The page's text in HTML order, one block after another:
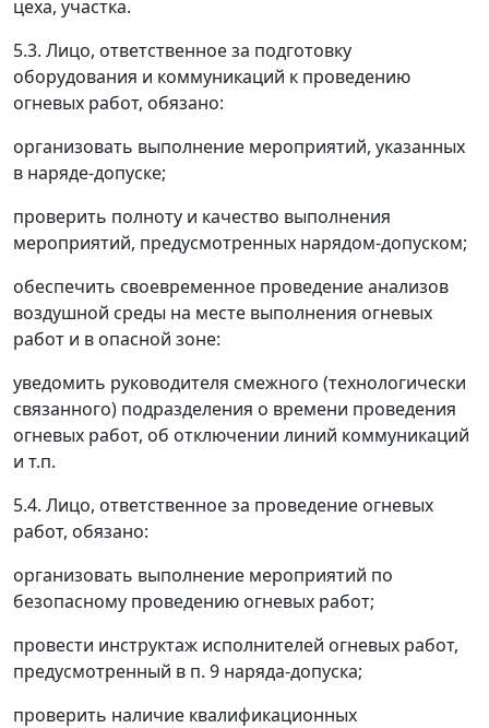
цеха, участка.
5.3. Лицо, ответственное за подготовку
оборудования и коммуникаций к проведению
огневых работ, обязано:
организовать выполнение мероприятий, указанных
в наряде-допуске;
проверить полноту и качество выполнения
мероприятий, предусмотренных нарядом-допуском;
обеспечить своевременное проведение анализов
воздушной среды на месте выполнения огневых
работ и в опасной зоне:
уведомить руководителя смежного (технологически
связанного) подразделения о времени проведения
огневых работ, об отключении линий коммуникаций
и т.п.
5.4. Лицо, ответственное за проведение огневых
работ, обязано:
организовать выполнение мероприятий по
безопасному проведению огневых работ;
провести инструктаж исполнителей огневых работ,
предусмотренный в п. 9 наряда-допуска;
проверить наличие квалификационных